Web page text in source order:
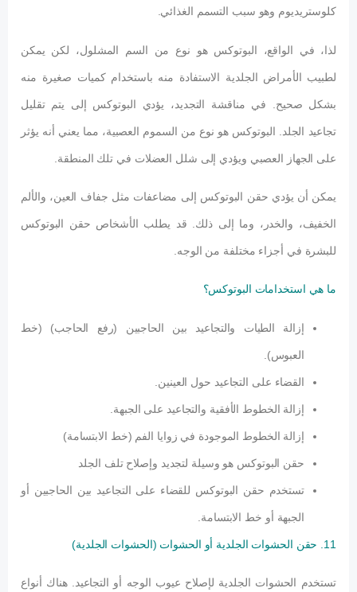
كلوستريديوم وهو سبب التسمم الغذائي.
لذا، في الواقع، البوتوكس هو نوع من السم المشلول، لكن يمكن
لطبيب الأمراض الجلدية الاستفادة منه باستخدام كميات صغيرة منه
بشكل صحيح. في مناقشة التجديد، يؤدي البوتوكس إلى يتم تقليل
تجاعيد الجلد. البوتوكس هو نوع من السموم العصبية، مما يعني أنه يؤثر
على الجهاز العصبي ويؤدي إلى شلل العضلات في تلك المنطقة.
يمكن أن يؤدي حقن البوتوكس إلى مضاعفات مثل جفاف العين، والألم
الخفيف، والخدر، وما إلى ذلك. قد يطلب الأشخاص حقن البوتوكس
للبشرة في أجزاء مختلفة من الوجه.
ما هي استخدامات البوتوكس؟
إزالة الطيات والتجاعيد بين الحاجبين (رفع الحاجب) (خط
العبوس).
القضاء على التجاعيد حول العينين.
إزالة الخطوط الأفقية والتجاعيد على الجبهة.
إزالة الخطوط الموجودة في زوايا الفم (خط الابتسامة)
حقن البوتوكس هو وسيلة لتجديد وإصلاح تلف الجلد
تستخدم حقن البوتوكس للقضاء على التجاعيد بين الحاجبين أو
الجبهة أو خط الابتسامة.
11. حقن الحشوات الجلدية أو الحشوات (الحشوات الجلدية)
تستخدم الحشوات الجلدية لإصلاح عيوب الوجه أو التجاعيد. هناك أنواع